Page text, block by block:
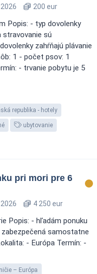
200 eur
Popis: - typ dovolenky
stravovanie sú
zahŕňajú plávanie
1 - počet psov: 1
- trvanie pobytu je 5
republika - hotely
ubytovanie
pri mori pre 6
4 250 eur
Popis: - hľadám ponuku
samostatne
- Európa Termín: -
– Európa